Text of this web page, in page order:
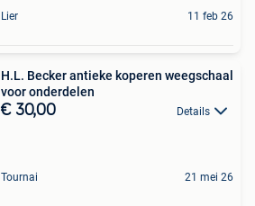
Lier 11 feb 26
H.L. Becker antieke koperen weegschaal
voor onderdelen
€ 30,00 Details
Tournai 21 mei 26